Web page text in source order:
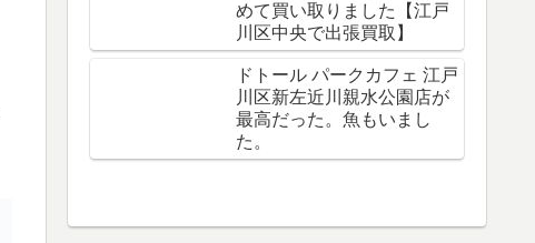
めて買い取りました【江戸
川区中央で出張買取】
ドトール パークカフェ 江戸
川区新左近川親水公園店が
最高だった。魚もいまし
た。